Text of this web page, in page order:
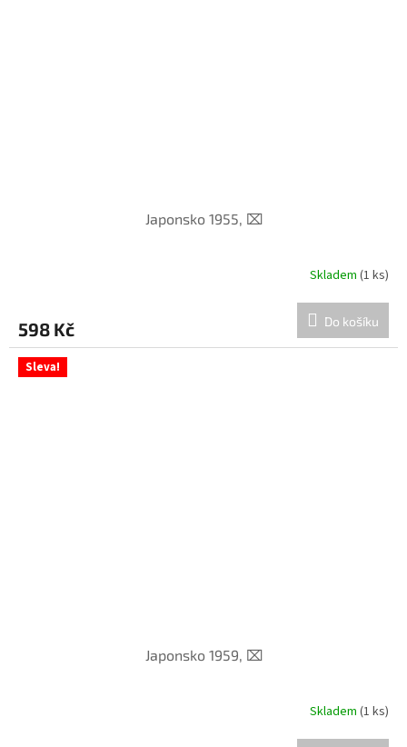
Japonsko 1955, ⌧︎
Skladem (1 ks)
598 Kč Do košíku
Sleva!
Japonsko 1959, ⌧︎
Skladem (1 ks)